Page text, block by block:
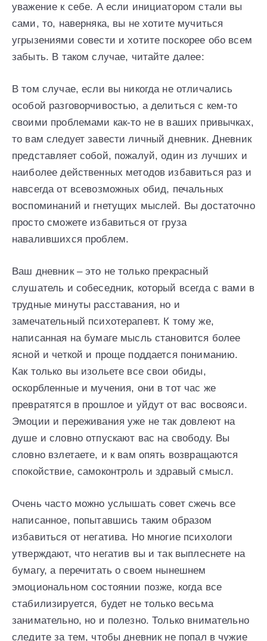
уважение к себе. А если инициатором стали вы
сами, то, наверняка, вы не хотите мучиться
угрызениями совести и хотите поскорее обо всем
забыть. В таком случае, читайте далее:
В том случае, если вы никогда не отличались
особой разговорчивостью, а делиться с кем-то
своими проблемами как-то не в ваших привычках,
то вам следует завести личный дневник. Дневник
представляет собой, пожалуй, один из лучших и
наиболее действенных методов избавиться раз и
навсегда от всевозможных обид, печальных
воспоминаний и гнетущих мыслей. Вы достаточно
просто сможете избавиться от груза
навалившихся проблем.
Ваш дневник – это не только прекрасный
слушатель и собеседник, который всегда с вами в
трудные минуты расставания, но и
замечательный психотерапевт. К тому же,
написанная на бумаге мысль становится более
ясной и четкой и проще поддается пониманию.
Как только вы изольете все свои обиды,
оскорбленные и мучения, они в тот час же
превратятся в прошлое и уйдут от вас восвояси.
Эмоции и переживания уже не так довлеют на
душе и словно отпускают вас на свободу. Вы
словно взлетаете, и к вам опять возвращаются
спокойствие, самоконтроль и здравый смысл.
Очень часто можно услышать совет сжечь все
написанное, попытавшись таким образом
избавиться от негатива. Но многие психологи
утверждают, что негатив вы и так выплеснете на
бумагу, а перечитать о своем нынешнем
эмоциональном состоянии позже, когда все
стабилизируется, будет не только весьма
занимательно, но и полезно. Только внимательно
следите за тем, чтобы дневник не попал в чужие